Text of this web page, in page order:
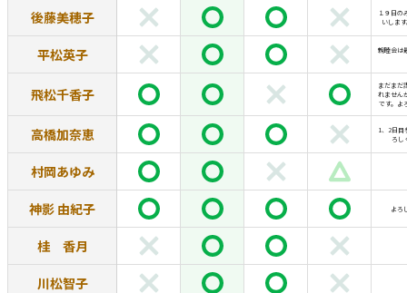
後藤美穂子
１９日の
いしま
平松英子 親睦会は
飛松千香子
まだまだ
れません
です。よ
高橋加奈恵
1、2日目
ろし
村岡あゆみ
神影 由紀子 よろ
桂 香月
川松智子